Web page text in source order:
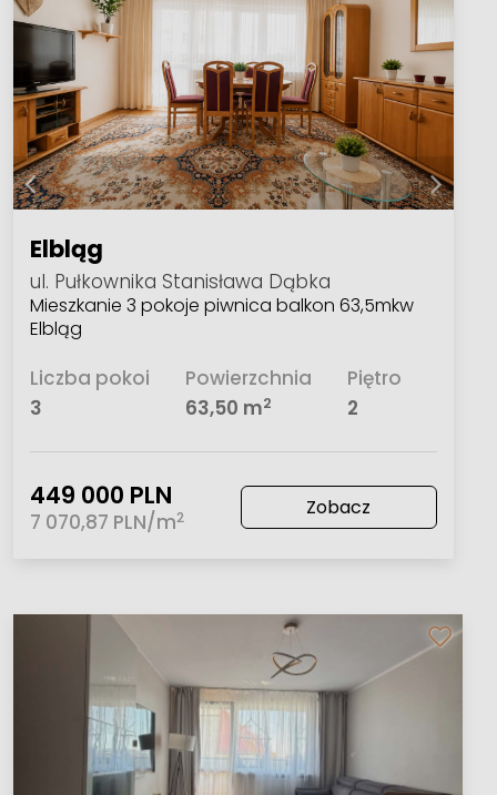
Elbląg
ul. Pułkownika Stanisława Dąbka
Mieszkanie 3 pokoje piwnica balkon 63,5mkw
Elbląg
Liczba pokoi
3
Powierzchnia
63,50 m2
Piętro
2
449 000 PLN
7 070,87 PLN/m2 Zobacz